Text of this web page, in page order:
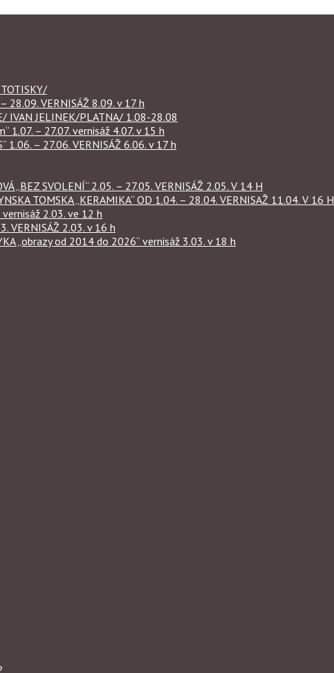
– 28.09. VERNISÁŽ 8.09. v 17 h
IVAN JELINEK/PLATNA/ 1.08-28.08
1.07. – 27.07. vernisáž 4.07. v 15 h
1.06. – 27.06. VERNISÁŽ 6.06. v 17 h
„BEZ SVOLENÍ“ 2.05. – 27.05. VERNISÁŽ 2.05. V 14 H
TOMSKA „KERAMIKA“ OD 1.04. – 28.04. VERNISAŽ 11.04. V 16 H
2.03. ve 12 h
VERNISÁŽ 2.03. v 16 h
„obrazy od 2014 do 2026“ vernisáž 3.03. v 18 h